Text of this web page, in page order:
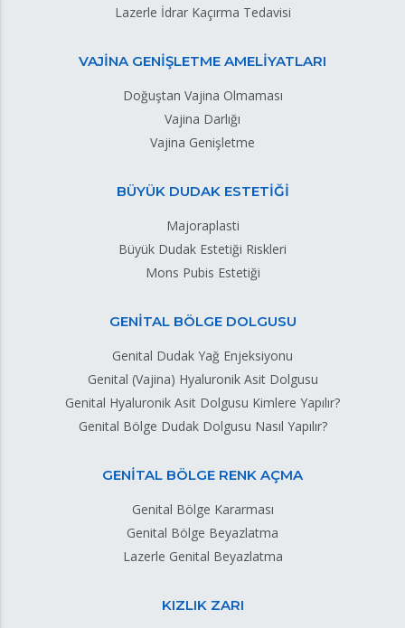
Lazerle İdrar Kaçırma Tedavisi
VAJİNA GENİŞLETME AMELİYATLARI
Doğuştan Vajina Olmaması
Vajina Darlığı
Vajina Genişletme
BÜYÜK DUDAK ESTETİĞİ
Majoraplasti
Büyük Dudak Estetiği Riskleri
Mons Pubis Estetiği
GENİTAL BÖLGE DOLGUSU
Genital Dudak Yağ Enjeksiyonu
Genital (Vajina) Hyaluronik Asit Dolgusu
Genital Hyaluronik Asit Dolgusu Kimlere Yapılır?
Genital Bölge Dudak Dolgusu Nasıl Yapılır?
GENİTAL BÖLGE RENK AÇMA
Genital Bölge Kararması
Genital Bölge Beyazlatma
Lazerle Genital Beyazlatma
KIZLIK ZARI